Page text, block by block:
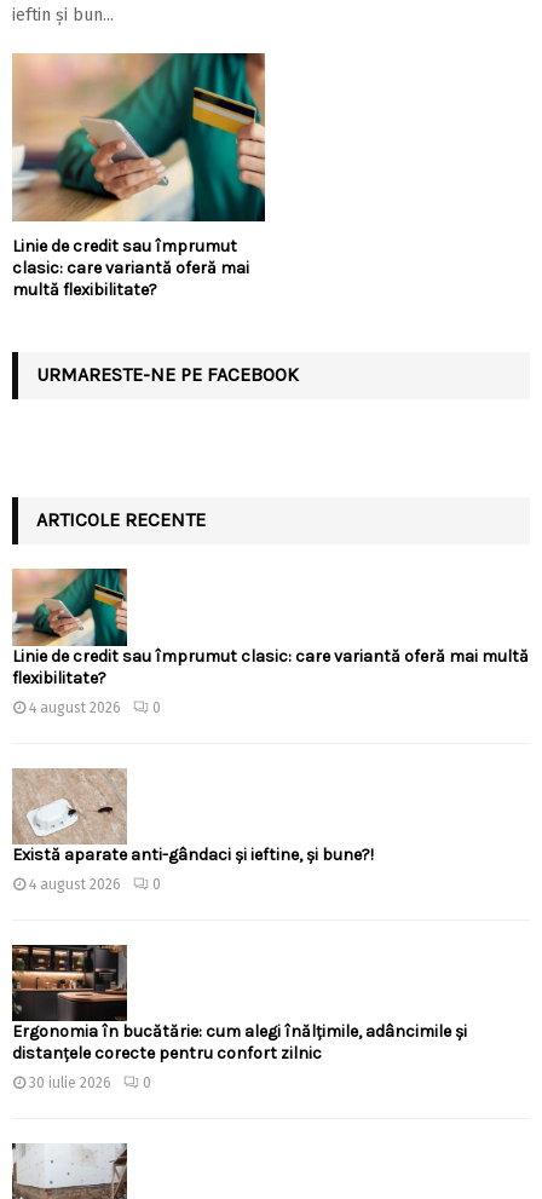
ieftin și bun...
Linie de credit sau împrumut
clasic: care variantă oferă mai
multă flexibilitate?
URMARESTE-NE PE FACEBOOK
ARTICOLE RECENTE
Linie de credit sau împrumut clasic: care variantă oferă mai multă
flexibilitate?
4 august 2026 0
Există aparate anti-gândaci și ieftine, și bune?!
4 august 2026 0
Ergonomia în bucătărie: cum alegi înălțimile, adâncimile și
distanțele corecte pentru confort zilnic
30 iulie 2026 0